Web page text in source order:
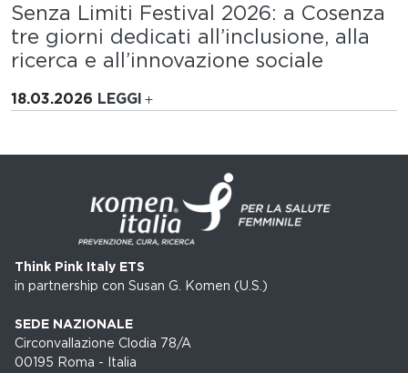
Senza Limiti Festival 2026: a Cosenza
tre giorni dedicati all’inclusione, alla
ricerca e all’innovazione sociale
18.03.2026 LEGGI
Think Pink Italy ETS
in partnership con Susan G. Komen (U.S.)
SEDE NAZIONALE
Circonvallazione Clodia 78/A
00195 Roma - Italia